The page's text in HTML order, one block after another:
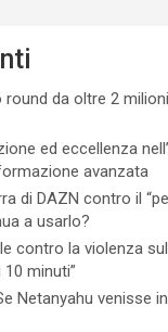
round da oltre 2
ed eccellenza
avanzata
di DAZN contro il
a usarlo?
contro la violenza
minuti”
Netanyahu venisse